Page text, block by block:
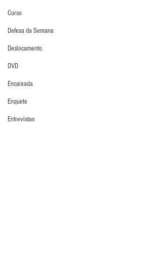
Curso
Defesa da Semana
Deslocamento
DVD
Encaixada
Enquete
Entrevistas